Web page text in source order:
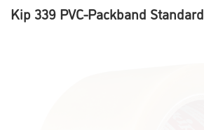
Kip 339 PVC-Packband Standard